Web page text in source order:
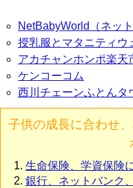
NetBabyWorld（ネット
授乳服とマタニティウ
アカチャンホンポ楽天
ケンコーコム
西川チェーンふとんタ
子供の成長に合わせ
生命保険、学資保険
銀行、ネットバンク